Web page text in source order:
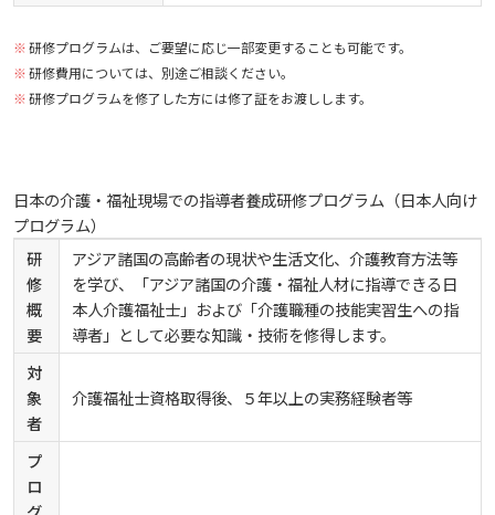
お知らせ
研修プログラムは、ご要望に応じ一部変更することも可能です。
研修費用については、別途ご相談ください。
研修プログラムを修了した方には修了証をお渡しします。
日本の介護・福祉現場での指導者養成研修プログラム（日本人向け
プログラム）
研
修
概
要
アジア諸国の高齢者の現状や生活文化、介護教育方法等
を学び、「アジア諸国の介護・福祉人材に指導できる日
本人介護福祉士」および「介護職種の技能実習生への指
導者」として必要な知識・技術を修得します。
対
象
者
介護福祉士資格取得後、５年以上の実務経験者等
プ
ロ